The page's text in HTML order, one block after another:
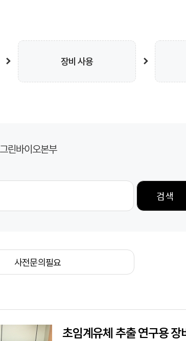
장비 사용
그린바이오본부
검색
사전문의필요
초임계유체 추출 연구용 장